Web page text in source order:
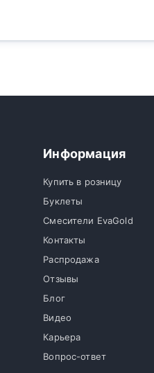
Информация
Купить в розницу
Буклеты
Смесители EvaGold
Контакты
Распродажа
Отзывы
Блог
Видео
Карьера
Вопрос-ответ